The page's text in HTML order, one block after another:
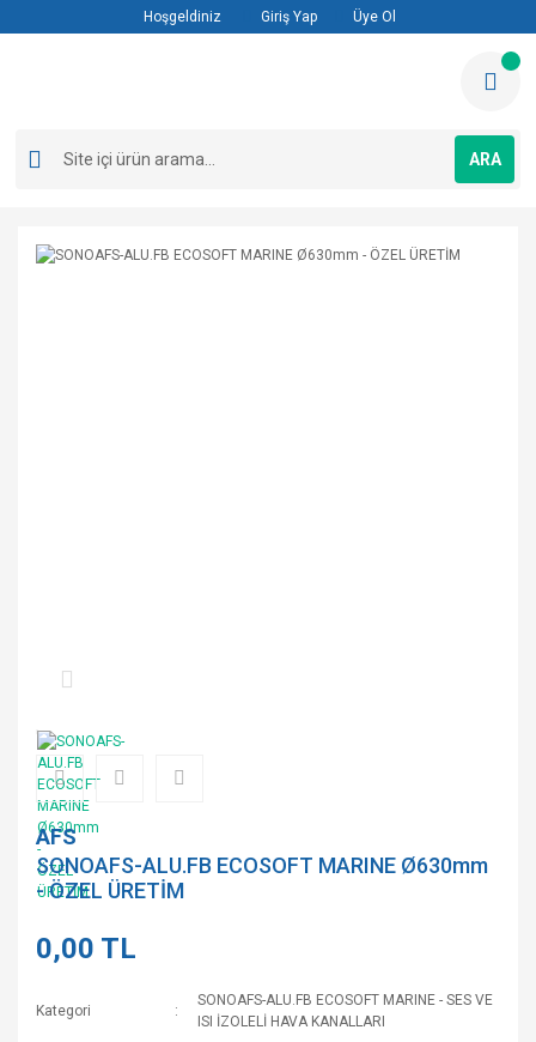
Hoşgeldiniz Giriş Yap Üye Ol
ARA
AFS
SONOAFS-ALU.FB ECOSOFT MARINE Ø630mm
- ÖZEL ÜRETİM
0,00 TL
Kategori
SONOAFS-ALU.FB ECOSOFT MARINE - SES VE
ISI İZOLELİ HAVA KANALLARI